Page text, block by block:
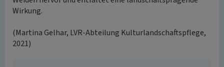
Wirkung.
(Martina Gelhar, LVR-Abteilung Kulturlandschaftspflege,
2021)